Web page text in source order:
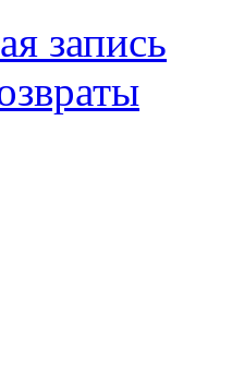
запись